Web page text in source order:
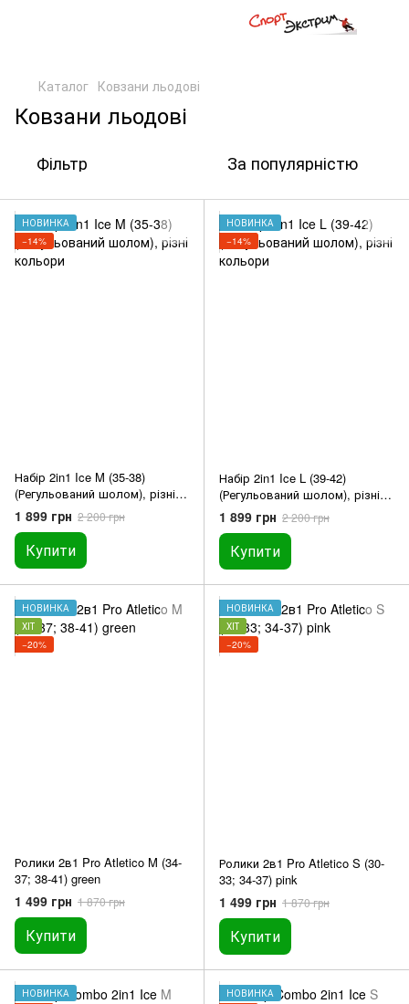
Каталог Ковзани льодові
Ковзани льодові
Фільтр За популярністю
НОВИНКА
−14%
Набір 2in1 Ice M (35-38)
(Регульований шолом), різні
кольори
1 899 грн 2 200 грн
Купити
НОВИНКА
−14%
Набір 2in1 Ice L (39-42)
(Регульований шолом), різні
кольори
1 899 грн 2 200 грн
Купити
НОВИНКА
ХІТ
−20%
Ролики 2в1 Pro Atletico M (34-
37; 38-41) green
1 499 грн 1 870 грн
Купити
НОВИНКА
ХІТ
−20%
Ролики 2в1 Pro Atletico S (30-
33; 34-37) pink
1 499 грн 1 870 грн
Купити
НОВИНКА
НОВИНКА